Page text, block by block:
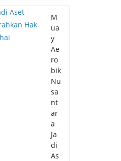
M
ua
y
Ae
ro
bik
Nu
sa
nt
ar
a
Ja
di
As